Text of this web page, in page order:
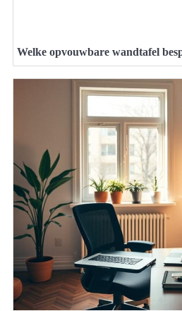
Welke opvouwbare wandtafel